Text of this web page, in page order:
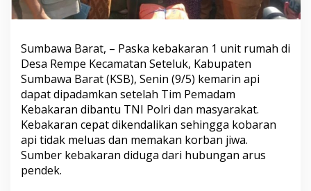
Sumbawa Barat, – Paska kebakaran 1 unit rumah di
Desa Rempe Kecamatan Seteluk, Kabupaten
Sumbawa Barat (KSB), Senin (9/5) kemarin api
dapat dipadamkan setelah Tim Pemadam
Kebakaran dibantu TNI Polri dan masyarakat.
Kebakaran cepat dikendalikan sehingga kobaran
api tidak meluas dan memakan korban jiwa.
Sumber kebakaran diduga dari hubungan arus
pendek.